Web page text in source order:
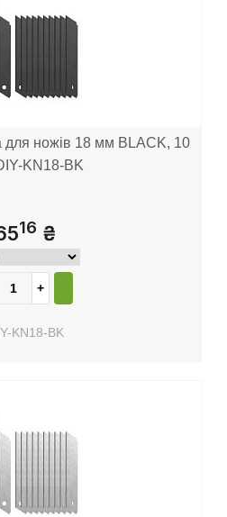
для ножів 18 мм BLACK, 10
KN18-BK
16 ₴
KN18-BK